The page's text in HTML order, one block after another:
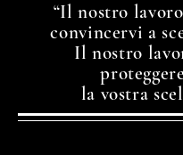
“Il nostro
convincervi a
Il nostro
proteggere
la vostra